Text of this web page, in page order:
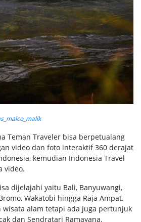
Teman Traveler bisa berpetualang
video dan foto interaktif 360 derajat
kemudian Indonesia Travel
video.
dijelajahi yaitu Bali, Banyuwangi,
Wakatobi hingga Raja Ampat.
wisata alam tetapi ada juga pertunjuk
dan Sendratari Ramayana.